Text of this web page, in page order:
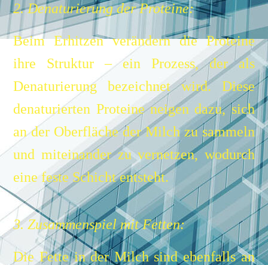
2. Denaturierung der Proteine:
Beim Erhitzen verändern die Proteine
ihre Struktur – ein Prozess, der als
Denaturierung bezeichnet wird. Diese
denaturierten Proteine neigen dazu, sich
an der Oberfläche der Milch zu sammeln
und miteinander zu vernetzen, wodurch
eine feste Schicht entsteht.
3. Zusammenspiel mit Fetten:
Die Fette in der Milch sind ebenfalls an